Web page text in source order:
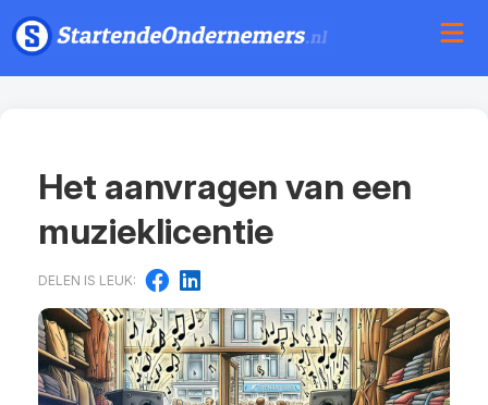
Het aanvragen van een
muzieklicentie
DELEN IS LEUK: